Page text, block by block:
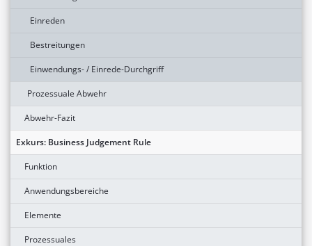
Einreden
Bestreitungen
Einwendungs- / Einrede-Durchgriff
Prozessuale Abwehr
Abwehr-Fazit
Exkurs: Business Judgement Rule
Funktion
Anwendungsbereiche
Elemente
Prozessuales